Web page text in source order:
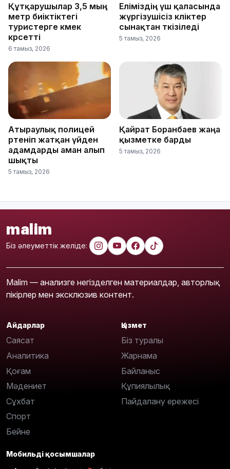
Құтқарушылар 3,5 мың
метр биіктіктегі
туристерге көмек
көрсетті
6 тамыз, 2026
Еліміздің үш қаласында
жүргізушісіз көліктер
сынақтан өткізіледі
5 тамыз, 2026
Атыраулық полицей
өртеніп жатқан үйден
адамдарды аман алып
шықты
5 тамыз, 2026
Қайрат Боранбаев жаңа
қызметке барды
5 тамыз, 2026
malim
Біз әлеуметтік желіде:
Malim — анализге негізделген материалдар, авторлық
пікірлер мен эксклюзив контент.
Айдарлар
Саясат
Аналитика
Қоғам
Мәдениет
Сұхбат
Спорт
Бейне
Қызмет
Біз туралы
Жарнама
Байланыс
Құпиялылық
Пайдалану ережесі
Мобильді қосымшалар